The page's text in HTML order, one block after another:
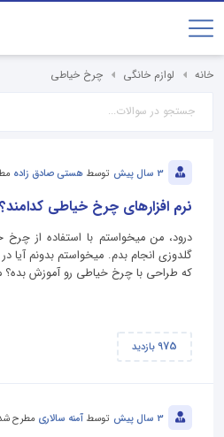
خانه لوازم خانگی چرخ خیاطی
3 سال پیش توسط هستی صادق زاده
نرم افزارهای چرخ خیاطی کدامند؟
درود، من میخواستم با استفاده از
گلدوزی انجام بدم. میخواستم بدونم آیا در
که طراحی با چرخ خیاطی رو آموزش بده؟
975بازدید
3 سال پیش توسط آمنه سالاری مطرح